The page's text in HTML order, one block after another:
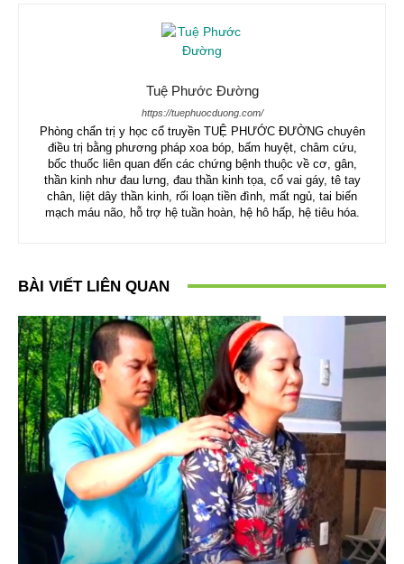
Tuệ Phước Đường
https://tuephuocduong.com/
Phòng chẩn trị y học cổ truyền TUỆ PHƯỚC ĐƯỜNG chuyên
điều trị bằng phương pháp xoa bóp, bấm huyệt, châm cứu,
bốc thuốc liên quan đến các chứng bệnh thuộc về cơ, gân,
thần kinh như đau lưng, đau thần kinh tọa, cổ vai gáy, tê tay
chân, liệt dây thần kinh, rối loạn tiền đình, mất ngủ, tai biến
mạch máu não, hỗ trợ hệ tuần hoàn, hệ hô hấp, hệ tiêu hóa.
BÀI VIẾT LIÊN QUAN